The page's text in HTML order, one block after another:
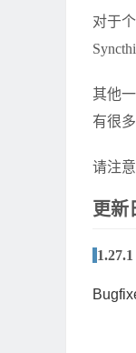
对于
其他
有很
请注
更新
1.27.1